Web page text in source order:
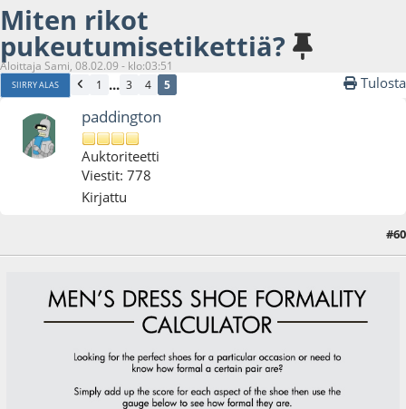
Miten rikot
pukeutumisetikettiä?
Aloittaja Sami, 08.02.09 - klo:03:51
SIIRRY ALAS 1 ... 3 4 5 Tulosta
paddington
Auktoriteetti
Viestit: 778
Kirjattu
#60